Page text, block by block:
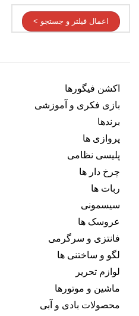
اعمال فیلتر و جستجو >
اکشن فیگورها
بازی فکری و آموزشی
برندها
پروازی ها
پلیسی نظامی
چرخ دار ها
ربات ها
سیسمونی
عروسک ها
فانتزی و سرگرمی
لگو و ساختنی ها
لوازم تحریر
ماشین و موتورها
محصولات بادی و آبی